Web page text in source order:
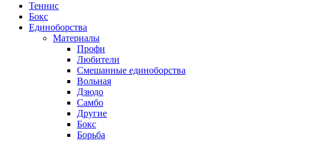
Теннис
Бокс
Единоборства
Материалы
Профи
Любители
Смешанные единоборства
Вольная
Дзюдо
Самбо
Другие
Бокс
Борьба